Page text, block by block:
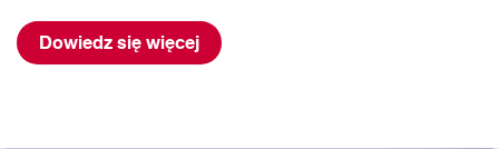
Dowiedz się więcej